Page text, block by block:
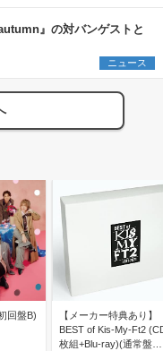
』の対バンゲストと
ニュース
回盤B)
【メーカー特典あり】
BEST of Kis-My-Ft2
枚組+Blu-ray)(通常盤…